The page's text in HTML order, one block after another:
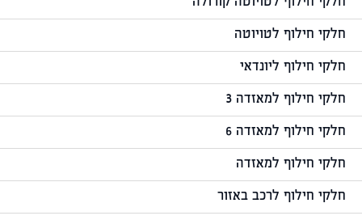
חלקי חילוף לטויוטה
חלקי חילוף ליונדאי
חלקי חילוף למאזדה 3
חלקי חילוף למאזדה 6
חלקי חילוף למאזדה
חלקי חילוף לרכב באזור